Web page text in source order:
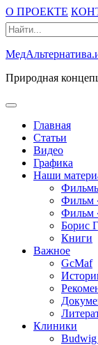
Промотать
к
содержимому
О ПРОЕКТЕ
Природная
открыть
Главная
Статьи
Видео
Графика
Наши
Фильм
Фильм
Борис
Книги
Важное
GcMaf
Клиники
Budwig